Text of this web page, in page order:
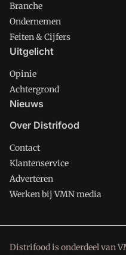
Branche
Ondernemen
Feiten & Cijfers
Uitgelicht
Opinie
Achtergrond
Nieuws
Over Distrifood
Contact
Klantenservice
Adverteren
Werken bij VMN media
Distrifood is onderdeel van